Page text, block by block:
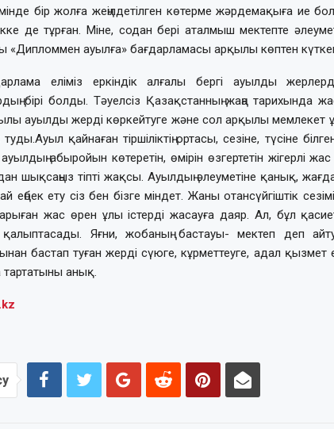
бір жолға жеңілдетілген көтерме жәрдемақыға ие
де тұрған. Міне, содан бері аталмыш мектепте
«Дипломмен ауылға» бағдарламасы арқылы көптен
еліміз еркіндік алғалы бергі ауылды
бірі болды. Тəуелсіз Қазақстанның жаңа тарихында
ауылды жерді көркейтуге және сол арқылы мемлекет
туды.Ауыл қайнаған тіршіліктің ортасы, сезіне, түсіне
ауылдың абыройын көтеретін, өмірін өзгертетін
шықсаңыз тіпті жақсы. Ауылдың əлеуметіне қанық,
еңбек ету сіз бен бізге міндет. Жаны отансүйгіштік
жас өрен ұлы істерді жасауға даяр. Ал, бұл
Яғни, жобаның бастауы- мектеп деп
бастап туған жерді сүюге, кұрметтеуге, адал қызмет
тартатыны анық.